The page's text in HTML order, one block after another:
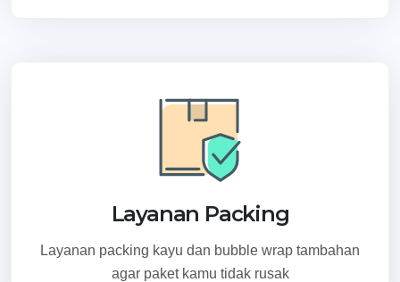
Layanan Packing
Layanan packing kayu dan bubble wrap tambahan
agar paket kamu tidak rusak